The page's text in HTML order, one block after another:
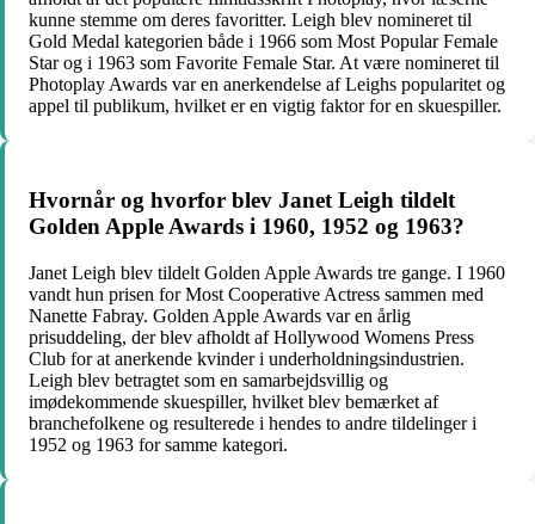
kunne stemme om deres favoritter. Leigh blev nomineret til
Gold Medal kategorien både i 1966 som Most Popular Female
Star og i 1963 som Favorite Female Star. At være nomineret til
Photoplay Awards var en anerkendelse af Leighs popularitet og
appel til publikum, hvilket er en vigtig faktor for en skuespiller.
Hvornår og hvorfor blev Janet Leigh tildelt
Golden Apple Awards i 1960, 1952 og 1963?
Janet Leigh blev tildelt Golden Apple Awards tre gange. I 1960
vandt hun prisen for Most Cooperative Actress sammen med
Nanette Fabray. Golden Apple Awards var en årlig
prisuddeling, der blev afholdt af Hollywood Womens Press
Club for at anerkende kvinder i underholdningsindustrien.
Leigh blev betragtet som en samarbejdsvillig og
imødekommende skuespiller, hvilket blev bemærket af
branchefolkene og resulterede i hendes to andre tildelinger i
1952 og 1963 for samme kategori.